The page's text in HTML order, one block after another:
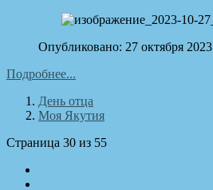
Опубликовано: 27 октября 2023
Подробнее...
День отца
Моя Якутия
Страница 30 из 55